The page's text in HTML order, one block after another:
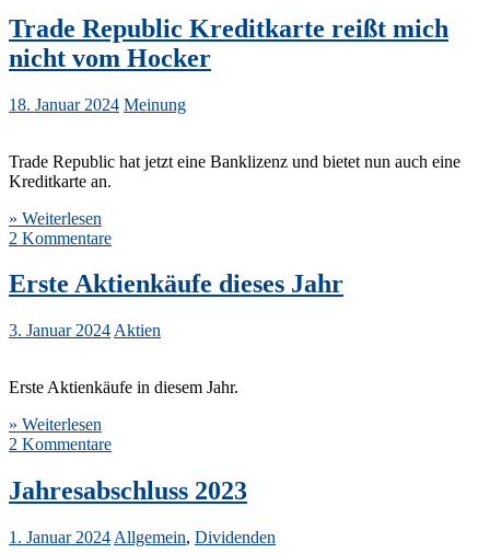
Trade Republic Kreditkarte reißt mich
nicht vom Hocker
18. Januar 2024 Meinung
Trade Republic hat jetzt eine Banklizenz und bietet nun auch eine
Kreditkarte an.
» Weiterlesen
2 Kommentare
Erste Aktienkäufe dieses Jahr
3. Januar 2024 Aktien
Erste Aktienkäufe in diesem Jahr.
» Weiterlesen
2 Kommentare
Jahresabschluss 2023
1. Januar 2024 Allgemein, Dividenden